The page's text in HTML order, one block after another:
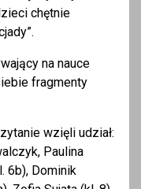
chętnie
na nauce
fragmenty
wzięli udział:
Paulina
6b), Dominik